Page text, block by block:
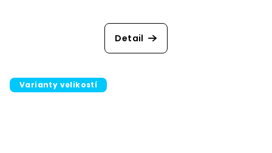
Detail
Varianty velikostí